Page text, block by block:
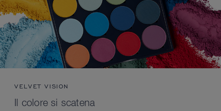
VELVET VISION
Il colore si scatena